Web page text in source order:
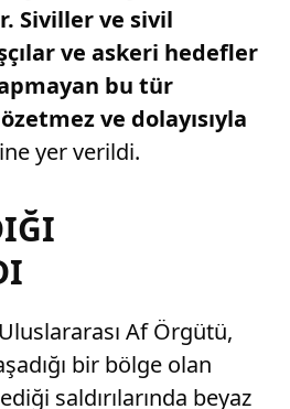
Siviller ve sivil
ve askeri hedefler
bu tür
ve dolayısıyla
yer verildi.
Af Örgütü,
bir bölge olan
saldırılarında beyaz